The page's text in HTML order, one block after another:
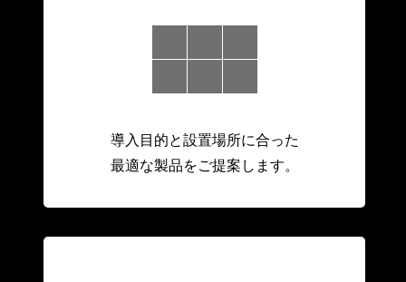
導入目的と設置場所に合った
最適な製品をご提案します。